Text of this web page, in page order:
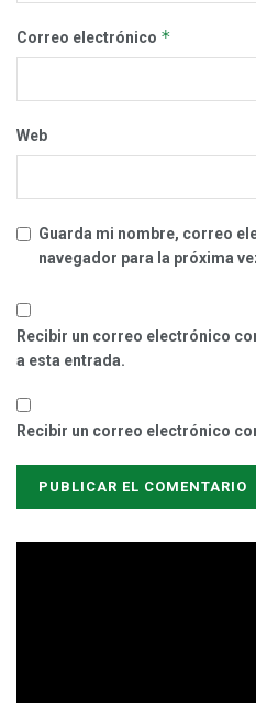
Correo electrónico *
Web
Guarda mi nombre, correo
navegador para la próxima
Recibir un correo electrónico
a esta entrada.
Recibir un correo electrónico